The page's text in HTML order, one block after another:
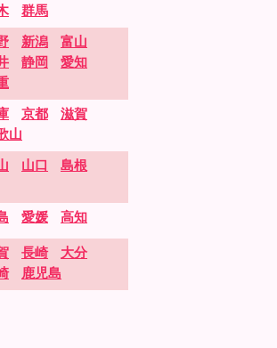
群馬
新潟
富山
静岡
愛知
京都
滋賀
山
山口
島根
愛媛 高知
長崎
大分
鹿児島